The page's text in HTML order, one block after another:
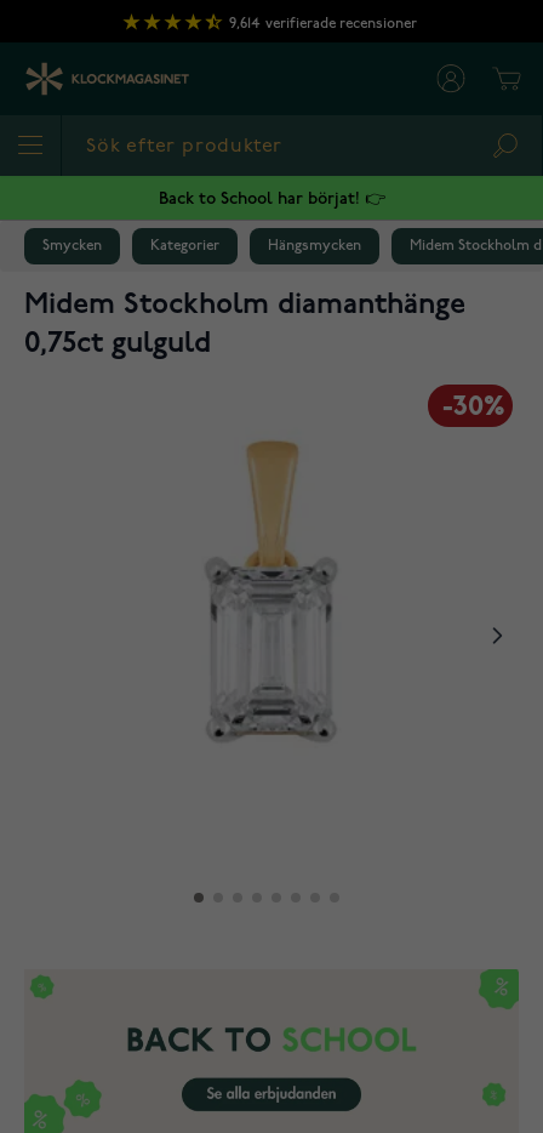
Hoppa till innehållet
9,614 verifierade recensioner
Back to School har börjat! 👉
Smycken Kategorier Hängsmycken Midem Stockholm
Midem Stockholm diamanthänge
0,75ct gulguld
-30%